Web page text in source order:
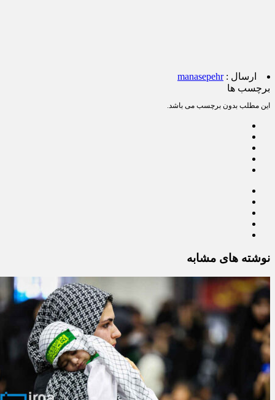
ارسال :manasepehr
برچسب ها
این مطلب بدون برچسب می باشد.
نوشته های مشابه